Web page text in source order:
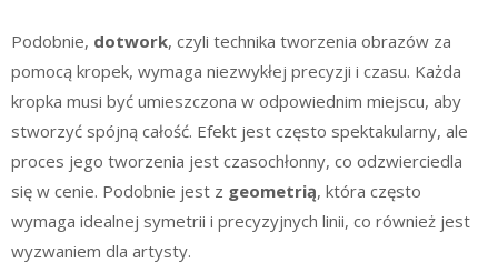
Podobnie, dotwork, czyli technika tworzenia obrazów za
pomocą kropek, wymaga niezwykłej precyzji i czasu. Każda
kropka musi być umieszczona w odpowiednim miejscu, aby
stworzyć spójną całość. Efekt jest często spektakularny, ale
proces jego tworzenia jest czasochłonny, co odzwierciedla
się w cenie. Podobnie jest z geometrią, która często
wymaga idealnej symetrii i precyzyjnych linii, co również jest
wyzwaniem dla artysty.